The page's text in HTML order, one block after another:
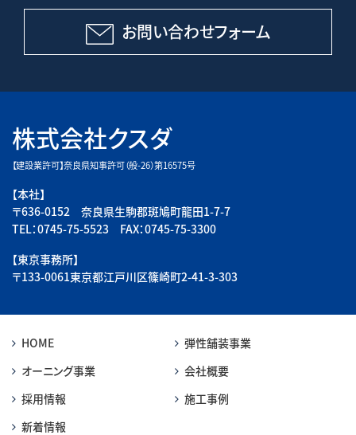
お問い合わせフォーム
株式会社クスダ
【建設業許可】奈良県知事許可（般-26）第16575号
【本社】
〒636-0152 奈良県生駒郡斑鳩町龍田1-7-7
TEL：0745-75-5523 FAX：0745-75-3300
【東京事務所】
〒133-0061東京都江戸川区篠崎町2-41-3-303
HOME
弾性舗装事業
オーニング事業
会社概要
採用情報
施工事例
新着情報